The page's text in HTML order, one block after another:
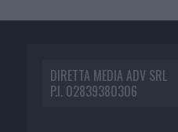
DIRETTA MEDIA ADV SRL
P.I. 02839380306